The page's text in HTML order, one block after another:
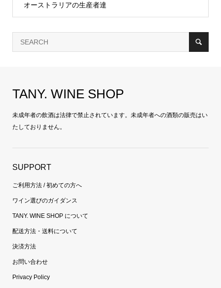
オーストラリアの生産者達
TANY. WINE SHOP
未成年者の飲酒は法律で禁止されています。未成年者への酒類の販売はい
たしておりません。
SUPPORT
ご利用方法 / 初めての方へ
ワイン選びのガイダンス
TANY. WINE SHOP について
配送方法・送料について
決済方法
お問い合わせ
Privacy Policy